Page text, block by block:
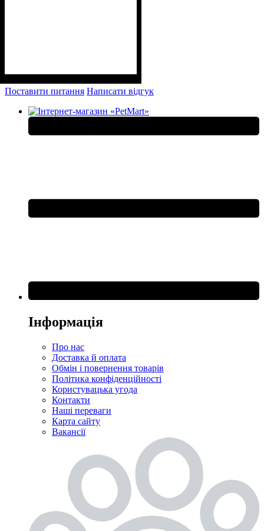
Поставити питання Написати відгук
Інформація
Про нас
Доставка й оплата
Обмін і повернення товарів
Політика конфіденційності
Користувацька угода
Контакти
Наші переваги
Карта сайту
Вакансії